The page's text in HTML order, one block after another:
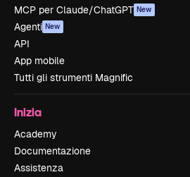
MCP per Claude/ChatGPT New
Agenti New
API
App mobile
Tutti gli strumenti Magnific
Inizia
Academy
Documentazione
Assistenza